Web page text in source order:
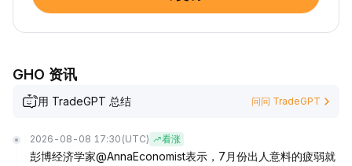
GHO 资讯
用 TradeGPT 总结 问问 TradeGPT
2026-08-08 17:30 (UTC) 看涨
彭博经济学家@AnnaEconomist表示，7月份出人意料的疲弱就